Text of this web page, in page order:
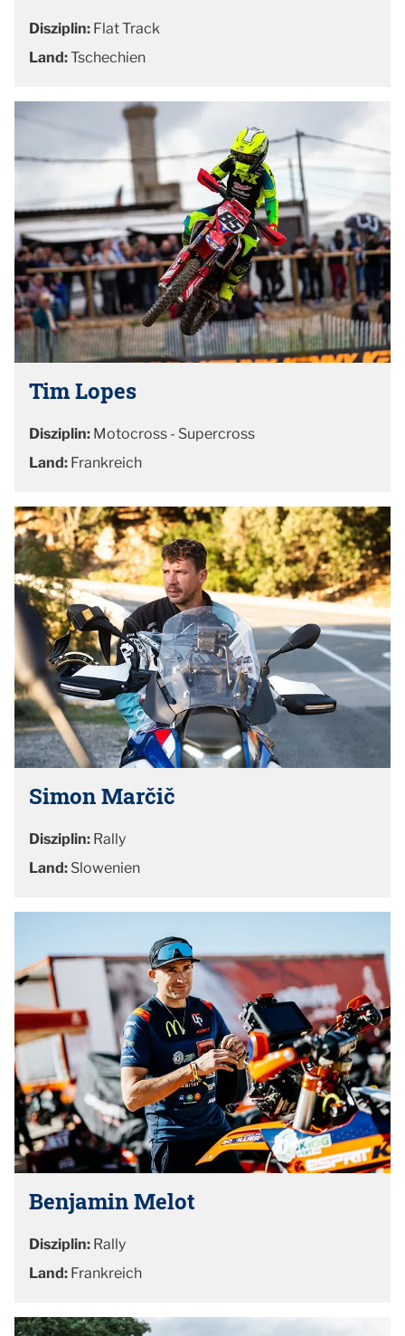
Disziplin: Flat Track
Land:Tschechien
Tim Lopes
Disziplin: Motocross - Supercross
Land: Frankreich
Simon Marčič
Disziplin: Rally
Land: Slowenien
Benjamin Melot
Disziplin: Rally
Land: Frankreich